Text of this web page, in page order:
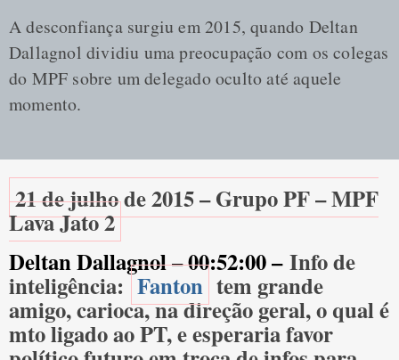
A desconfiança surgiu em 2015, quando Deltan
Dallagnol dividiu uma preocupação com os colegas
do MPF sobre um delegado oculto até aquele
momento.
21 de julho de 2015 – Grupo PF – MPF
Lava Jato 2
Deltan Dallagnol – 00:52:00 –Info de
inteligência:Fanton tem grande
amigo, carioca, na direção geral, o qual é
mto ligado ao PT, e esperaria favor